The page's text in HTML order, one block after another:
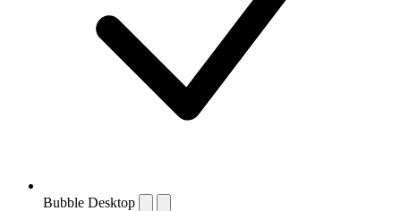
Bubble Desktop